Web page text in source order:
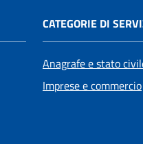
CATEGORIE DI
Anagrafe e stato
Imprese e commercio